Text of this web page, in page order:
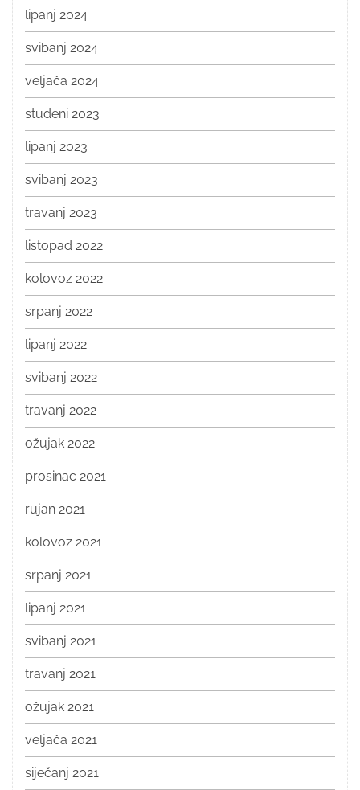
lipanj 2024
svibanj 2024
veljača 2024
studeni 2023
lipanj 2023
svibanj 2023
travanj 2023
listopad 2022
kolovoz 2022
srpanj 2022
lipanj 2022
svibanj 2022
travanj 2022
ožujak 2022
prosinac 2021
rujan 2021
kolovoz 2021
srpanj 2021
lipanj 2021
svibanj 2021
travanj 2021
ožujak 2021
veljača 2021
siječanj 2021